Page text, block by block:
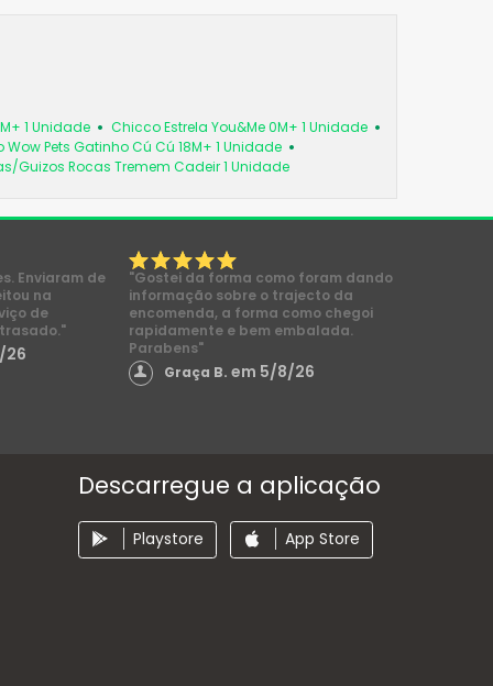
1 Unidade
Chicco Estrela You&Me 0M+ 1 Unidade
Pets Gatinho Cú Cú 18M+ 1 Unidade
Guizos Rocas Tremem Cadeir 1 Unidade
Enviaram de
na
de
26
"Gostei da forma como foram dando
informação sobre o trajecto da
encomenda, a forma como chegoi
rapidamente e bem embalada.
Parabens"
Graça B. em 5/8/26
Descarregue a aplicação
Playstore App Store